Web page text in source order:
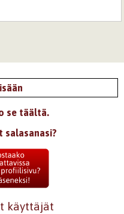
se täältä.
salasanasi?
käyttäjät